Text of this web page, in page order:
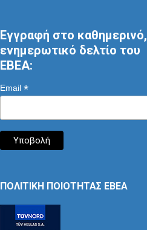
Εγγραφή στο καθημερινό,
ενημερωτικό δελτίο του
ΕΒΕΑ:
Email *
ΠΟΛΙΤΙΚΗ ΠΟΙΟΤΗΤΑΣ ΕΒΕΑ